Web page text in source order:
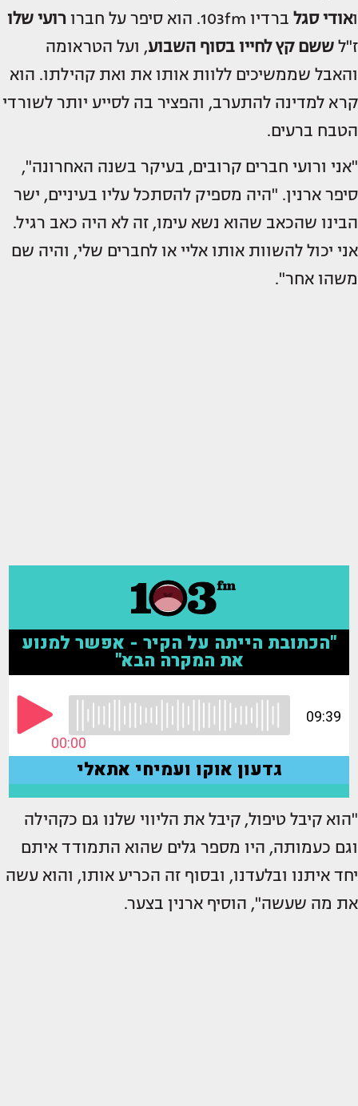
ואודי סגל ברדיו 103fm. הוא סיפר על חברו
רועי שלו
ז"ל ששם קץ לחייו בסוף השבוע, ועל הטראומה
והאבל שממשיכים ללוות אותו את ואת קהילתו. הוא
קרא למדינה להתערב, והפציר בה לסייע יותר לשורדי
הטבח ברעים.
"אני ורועי חברים קרובים, בעיקר בשנה האחרונה",
סיפר ארנין. "היה מספיק להסתכל עליו בעיניים, ישר
הבינו שהכאב שהוא נשא עימו, זה לא היה כאב רגיל.
אני יכול להשוות אותו אליי או לחברים שלי, והיה שם
משהו אחר".
"הוא קיבל טיפול, קיבל את הליווי שלנו גם כקהילה
וגם כעמותה, היו מספר גלים שהוא התמודד איתם
יחד איתנו ובלעדנו, ובסוף זה הכריע אותו, והוא עשה
את מה שעשה", הוסיף ארנין בצער.